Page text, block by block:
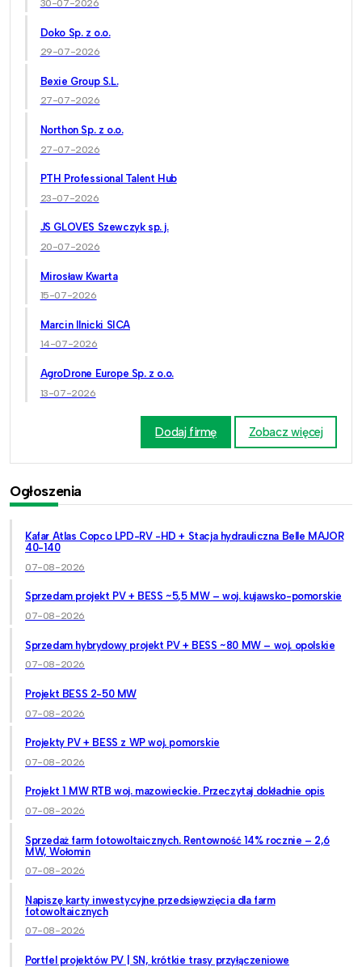
30-07-2026
Doko Sp. z o.o.
29-07-2026
Bexie Group S.L.
27-07-2026
Northon Sp. z o.o.
27-07-2026
PTH Professional Talent Hub
23-07-2026
JS GLOVES Szewczyk sp. j.
20-07-2026
Mirosław Kwarta
15-07-2026
Marcin Ilnicki SICA
14-07-2026
AgroDrone Europe Sp. z o.o.
13-07-2026
Dodaj firmę Zobacz więcej
Ogłoszenia
Kafar Atlas Copco LPD-RV -HD + Stacja hydrauliczna Belle MAJOR
40-140
07-08-2026
Sprzedam projekt PV + BESS ~5,5 MW – woj. kujawsko-pomorskie
07-08-2026
Sprzedam hybrydowy projekt PV + BESS ~80 MW – woj. opolskie
07-08-2026
Projekt BESS 2-50 MW
07-08-2026
Projekty PV + BESS z WP woj. pomorskie
07-08-2026
Projekt 1 MW RTB woj. mazowieckie. Przeczytaj dokładnie opis
07-08-2026
Sprzedaż farm fotowoltaicznych. Rentowność 14% rocznie – 2,6
MW, Wołomin
07-08-2026
Napiszę karty inwestycyjne przedsięwzięcia dla farm
fotowoltaicznych
07-08-2026
Portfel projektów PV | SN, krótkie trasy przyłączeniowe